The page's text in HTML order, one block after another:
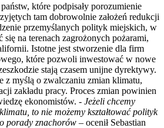
które podpisały porozumienie
tam dobrowolnie założeń redukcji
przemyślanych polityk miejskich, w
na terenach zagrożonych pożarami,
Istotne jest stworzenie dla firm
które pozwoli inwestować w nowe
stają czasem unijne dyrektywy.
z myślą o zwalczaniu zmian klimatu,
zakładu pracy. Proces zmian powinien
ekonomistów. - Jeżeli chcemy
to nie możemy kształtować polityk
porady znachorów – ocenił Sebastian